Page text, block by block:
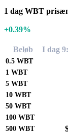
1 dag WBT
+0.39%
Beløb I dag
0.5 WBT
1 WBT
5 WBT
10 WBT
50 WBT
100 WBT
500 WBT